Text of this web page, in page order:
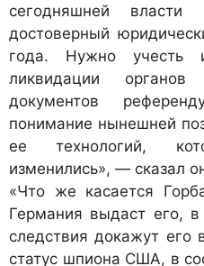
сегодняшней
достоверный
года. Нужно учесть
ликвидации
документов
понимание нынешней
ее технологий,
изменились», — сказал
«Что же касается
Германия выдаст его, в
следствия докажут его
статус шпиона США, в